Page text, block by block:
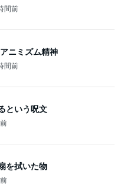
間前
ニミズム精神
間前
という呪文
を拭いた物